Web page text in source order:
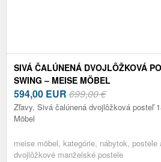
SIVÁ ČALÚNENÁ DVOJLÔŽKOVÁ
SWING – MEISE MÖBEL
594,00 EUR 699,00 €
Zľavy. Sivá čalúnená dvojlôžková posteľ
Möbel
meise möbel, kategórie, nábytok, postele
dvojlôžkové manželské postele